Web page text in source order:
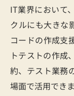
IT業界において
クルにも大きな
コードの作成支
トテストの作成
約、テスト業務
場面で活用できま